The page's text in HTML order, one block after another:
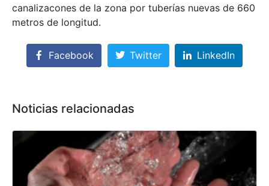
canalizacones de la zona por tuberías nuevas de 660
metros de longitud.
Facebook Twitter LinkedIn
Noticias relacionadas